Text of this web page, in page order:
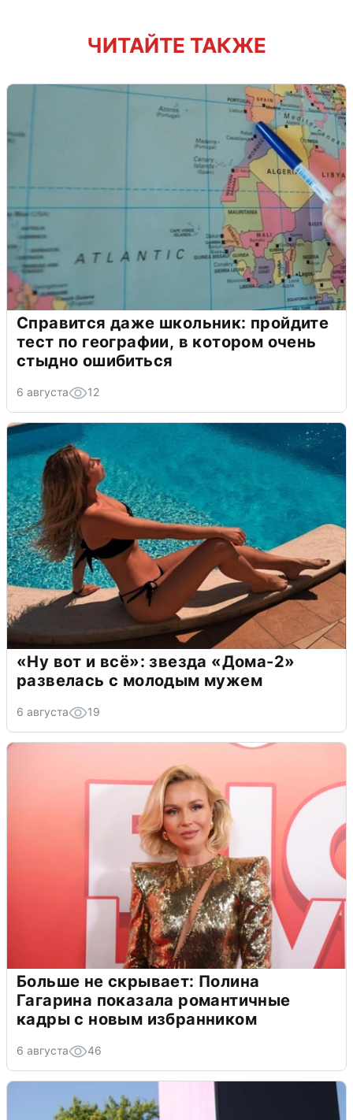
ЧИТАЙТЕ ТАКЖЕ
Справится даже школьник: пройдите
тест по географии, в котором очень
стыдно ошибиться
6 августа 12
«Ну вот и всё»: звезда «Дома-2»
развелась с молодым мужем
6 августа 19
Больше не скрывает: Полина
Гагарина показала романтичные
кадры с новым избранником
6 августа 46